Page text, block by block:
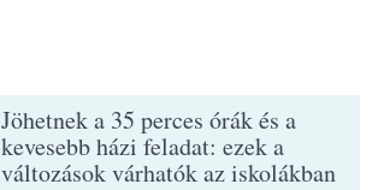
Jöhetnek a 35 perces órák és a
kevesebb házi feladat: ezek a
változások várhatók az iskolákban